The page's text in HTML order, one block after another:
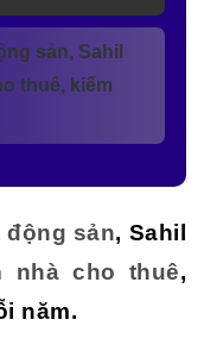
sản, Sahil
thuê, kiếm
động sản, Sahil
nhà cho thuê,
năm.